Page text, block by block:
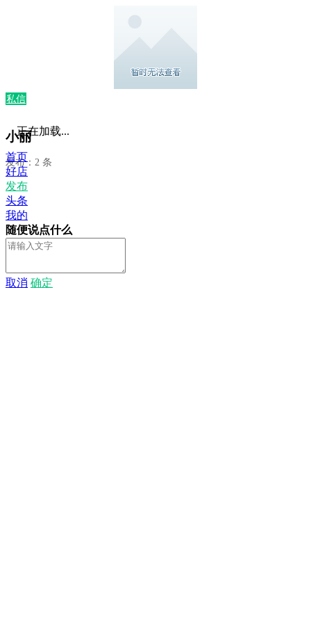
私信
小丽
发布：2 条
正在加载...
首页
好店
发布
头条
我的
随便说点什么
取消 确定